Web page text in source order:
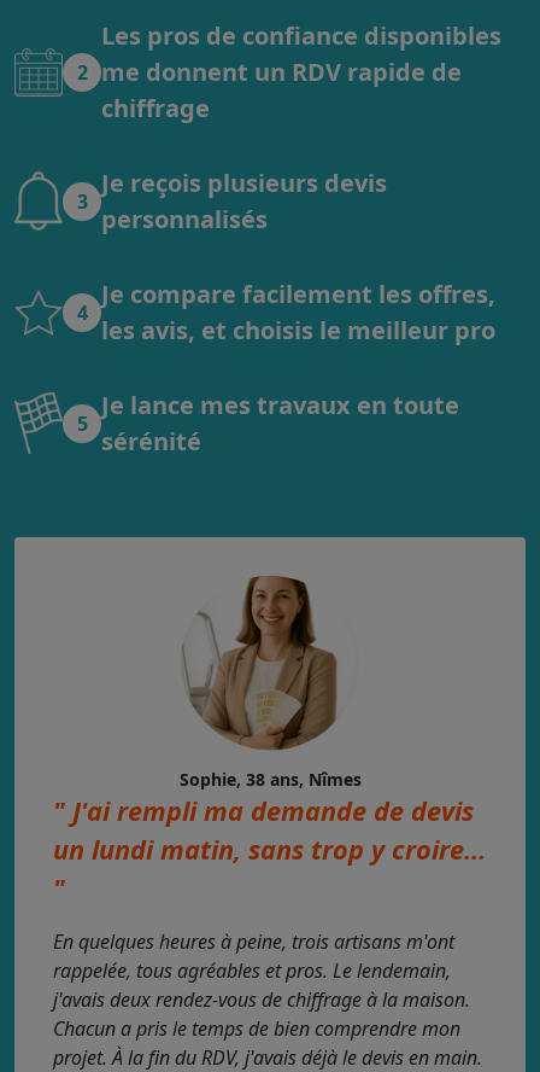
2
Les pros de confiance disponibles
me donnent un RDV rapide de
chiffrage
3
Je reçois plusieurs devis
personnalisés
4
Je compare facilement les offres,
les avis, et choisis le meilleur pro
5
Je lance mes travaux en toute
sérénité
Sophie, 38 ans, Nîmes
" J'ai rempli ma demande de devis
un lundi matin, sans trop y croire...
"
En quelques heures à peine, trois artisans m'ont
rappelée, tous agréables et pros. Le lendemain,
j'avais deux rendez-vous de chiffrage à la maison.
Chacun a pris le temps de bien comprendre mon
projet. À la fin du RDV, j'avais déjà le devis en main.